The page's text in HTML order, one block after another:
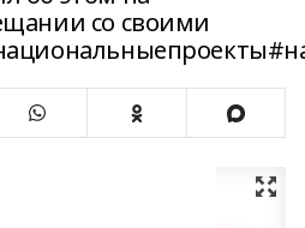
со своими